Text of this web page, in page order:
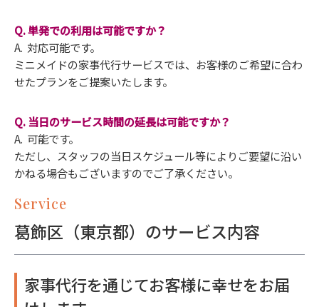
Q. 単発での利用は可能ですか？
A. 対応可能です。
ミニメイドの家事代行サービスでは、お客様のご希望に合わ
せたプランをご提案いたします。
Q. 当日のサービス時間の延長は可能ですか？
A. 可能です。
ただし、スタッフの当日スケジュール等によりご要望に沿い
かねる場合もございますのでご了承ください。
Service
葛飾区（東京都）のサービス内容
家事代行を通じてお客様に幸せをお届